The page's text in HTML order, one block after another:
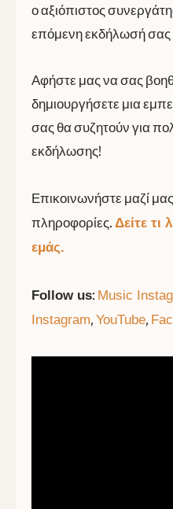
ο αξιόπιστος
επόμενη εκδήλωσή σας
Αφήστε μας να σας
δημιουργήσετε μια
σας θα συζητούν για
εκδήλωσης!
Επικοινωνήστε μαζί μας
πληροφορίες. Δείτε τι
εμάς.
Follow us: Music
Instagram, YouTube,